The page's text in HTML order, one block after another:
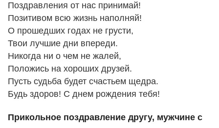
Поздравления от нас принимай!
Позитивом всю жизнь наполняй!
О прошедших годах не грусти,
Твои лучшие дни впереди.
Никогда ни о чем не жалей,
Положись на хороших друзей.
Пусть судьба будет счастьем щедра.
Будь здоров! С днем рождения тебя!
Прикольное поздравление другу, мужчине с